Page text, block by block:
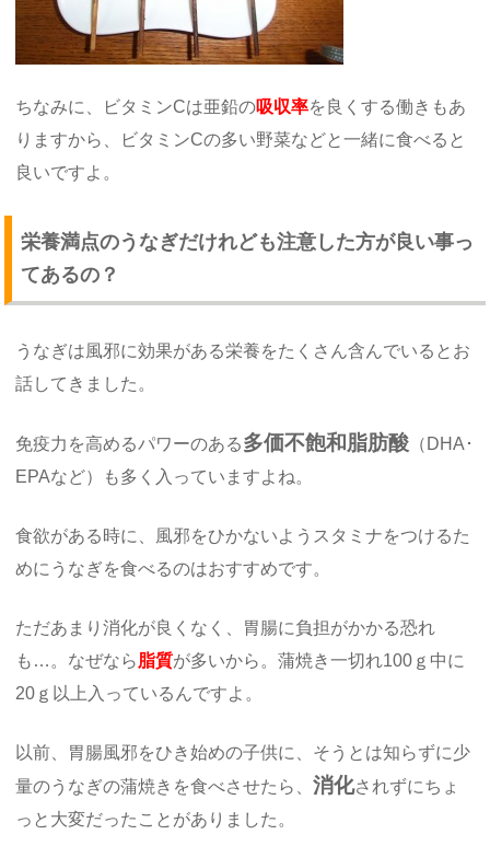
ちなみに、ビタミンCは亜鉛の吸収率を良くする働きもあ
りますから、ビタミンCの多い野菜などと一緒に食べると
良いですよ。
栄養満点のうなぎだけれども注意した方が良い事っ
てあるの？
うなぎは風邪に効果がある栄養をたくさん含んでいるとお
話してきました。
免疫力を高めるパワーのある多価不飽和脂肪酸 （DHA･
EPAなど）も多く入っていますよね。
食欲がある時に、風邪をひかないようスタミナをつけるた
めにうなぎを食べるのはおすすめです。
ただあまり消化が良くなく、胃腸に負担がかかる恐れ
も…。なぜなら脂質が多いから。蒲焼き一切れ100ｇ中に
20ｇ以上入っているんですよ。
以前、胃腸風邪をひき始めの子供に、そうとは知らずに少
量のうなぎの蒲焼きを食べさせたら、消化されずにちょ
っと大変だったことがありました。